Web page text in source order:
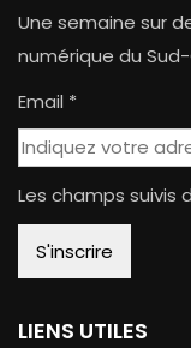
Une semaine sur
numérique du
Email *
Les champs suivis
LIENS UTILES